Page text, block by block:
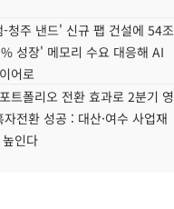
청주 낸드' 신규 팹 건설에 54조
성장' 메모리 수요 대응해 AI
어로
트폴리오 전환 효과로 2분기 영
전환 성공 : 대산·여수 사업재
인다